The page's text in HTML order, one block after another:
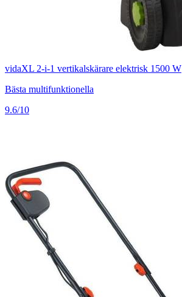
vidaXL 2-i-1 vertikalskärare elektrisk 1500 W
Bästa multifunktionella
9.6/10